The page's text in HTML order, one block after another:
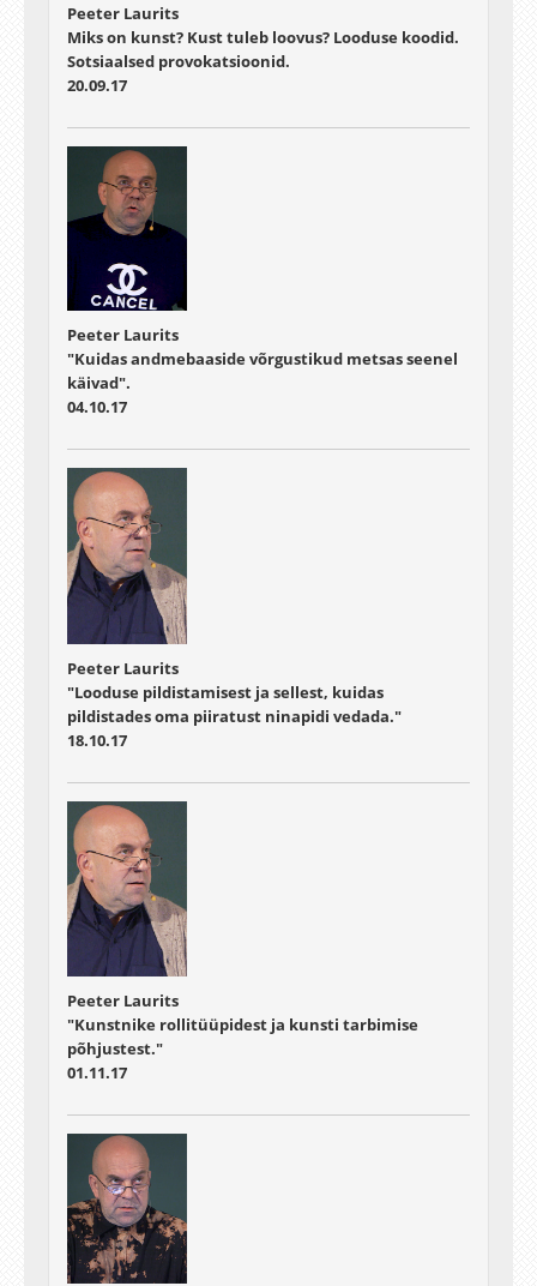
Peeter Laurits
Miks on kunst? Kust tuleb loovus? Looduse koodid.
Sotsiaalsed provokatsioonid.
20.09.17
Peeter Laurits
"Kuidas andmebaaside võrgustikud metsas seenel
käivad".
04.10.17
Peeter Laurits
"Looduse pildistamisest ja sellest, kuidas
pildistades oma piiratust ninapidi vedada."
18.10.17
Peeter Laurits
"Kunstnike rollitüüpidest ja kunsti tarbimise
põhjustest."
01.11.17